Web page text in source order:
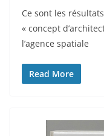
Ce sont les
« concept
l’agence spatiale
Read More